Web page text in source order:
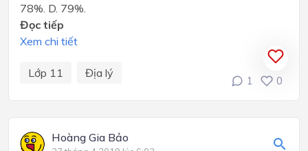
78%. D. 79%.
Đọc tiếp
Xem chi tiết
Lớp 11 Địa lý
1 0
Hoàng Gia Bảo